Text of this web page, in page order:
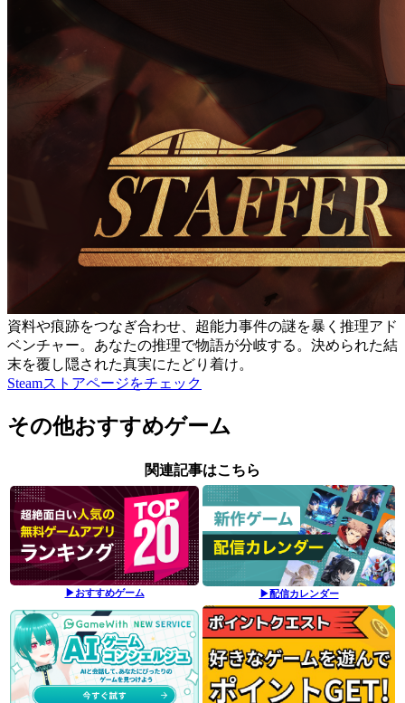
資料や痕跡をつなぎ合わせ、超能力事件の謎を暴く推理アド
ベンチャー。あなたの推理で物語が分岐する。決められた結
末を覆し隠された真実にたどり着け。
Steamストアページをチェック
その他おすすめゲーム
関連記事はこちら
▶おすすめゲーム ▶配信カレンダー